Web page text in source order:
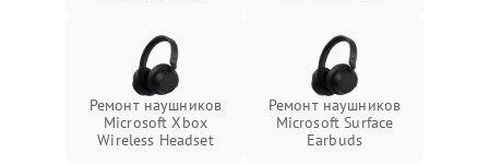
Ремонт наушников
Microsoft Xbox
Wireless Headset
Ремонт наушников
Microsoft Surface
Earbuds